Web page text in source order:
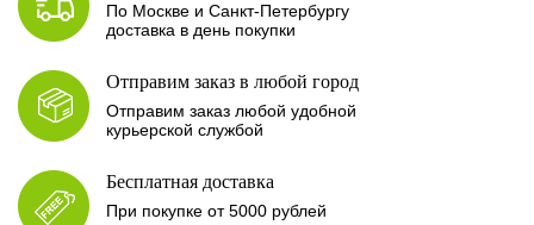
По Москве и Санкт-Петербургу
доставка в день покупки
Отправим заказ в любой город
Отправим заказ любой удобной
курьерской службой
Бесплатная доставка
При покупке от 5000 рублей